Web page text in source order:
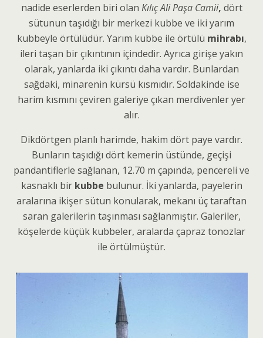
nadide eserlerden biri olan Kılıç Ali Paşa Camii, dört
sütunun taşıdığı bir merkezi kubbe ve iki yarım
kubbeyle örtülüdür. Yarım kubbe ile örtülü mihrabı,
ileri taşan bir çıkıntının içindedir. Ayrıca girişe yakın
olarak, yanlarda iki çıkıntı daha vardır. Bunlardan
sağdaki, minarenin kürsü kısmıdır. Soldakinde ise
harim kısmını çeviren galeriye çıkan merdivenler yer
alır.
Dikdörtgen planlı harimde, hakim dört paye vardır.
Bunların taşıdığı dört kemerin üstünde, geçişi
pandantiflerle sağlanan, 12.70 m çapında, pencereli ve
kasnaklı bir kubbe bulunur. İki yanlarda, payelerin
aralarına ikişer sütun konularak, mekanı üç taraftan
saran galerilerin taşınması sağlanmıştır. Galeriler,
köşelerde küçük kubbeler, aralarda çapraz tonozlar
ile örtülmüştür.